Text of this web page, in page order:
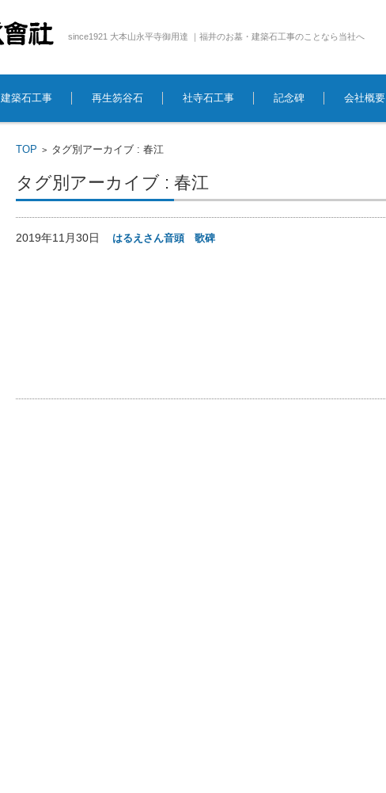
since1921 大本山永平寺御用達 ｜福井のお墓・建築石工事のことなら当社へ
建築石工事 再生笏谷石 社寺石工事 記念碑 会社概要
TOP > タグ別アーカイブ : 春江
タグ別アーカイブ : 春江
2019年11月30日 はるえさん音頭 歌碑